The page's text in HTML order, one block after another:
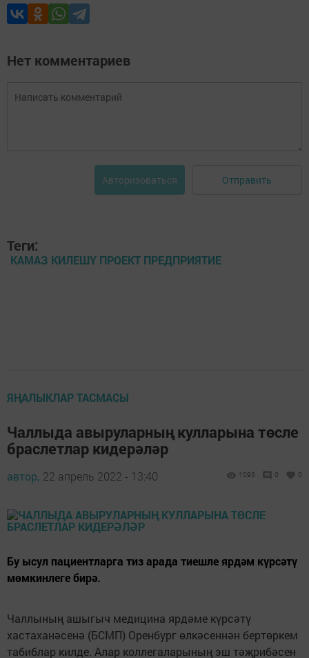
Нет комментариев
Авторизоваться Отправить
Теги:
КАМАЗ КИЛЕШҮ ПРОЕКТ ПРЕДПРИЯТИЕ
ЯҢАЛЫКЛАР ТАСМАСЫ
Чаллыда авыруларның кулларына төсле
браслетлар кидерәләр
автор, 22 апрель 2022 - 13:40 1093 0 0
Бу ысул пациентларга тиз арада тиешле ярдәм күрсәтү
мөмкинлеге бирә.
Чаллының ашыгыч медицина ярдәме күрсәтү
хастаханәсенә (БСМП) Оренбург өлкәсеннән бертөркем
табиблар килде. Алар коллегаларының эш тәҗрибәсен